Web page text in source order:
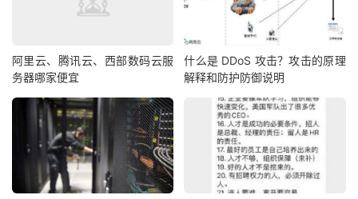
阿里云、腾讯云、西部数码云服
务器哪家便宜
什么是 DDoS 攻击？攻击的原理
解释和防护防御说明